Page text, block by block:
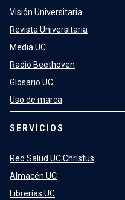
Visión Universitaria
Revista Universitaria
Media UC
Radio Beethoven
Glosario UC
Uso de marca
SERVICIOS
Red Salud UC Christus
Almacén UC
Librerías UC